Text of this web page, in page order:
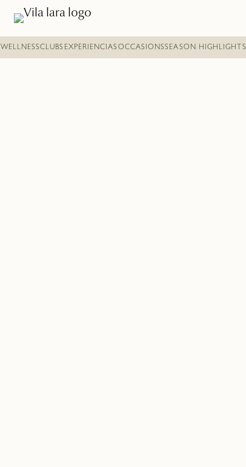
WELLNESSCLUBS EXPERIENCIAS OCCASIONSSEASON HIGHLIGHTS